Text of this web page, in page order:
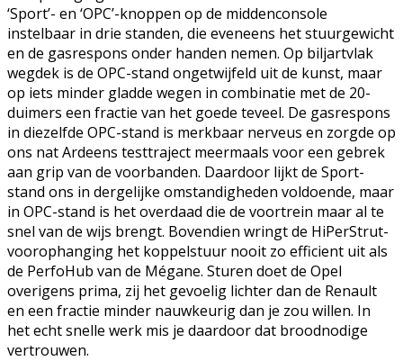
‘Sport’- en ‘OPC’-knoppen op de middenconsole
instelbaar in drie standen, die eveneens het stuurgewicht
en de gasrespons onder handen nemen. Op biljartvlak
wegdek is de OPC-stand ongetwijfeld uit de kunst, maar
op iets minder gladde wegen in combinatie met de 20-
duimers een fractie van het goede teveel. De gasrespons
in diezelfde OPC-stand is merkbaar nerveus en zorgde op
ons nat Ardeens testtraject meermaals voor een gebrek
aan grip van de voorbanden. Daardoor lijkt de Sport-
stand ons in dergelijke omstandigheden voldoende, maar
in OPC-stand is het overdaad die de voortrein maar al te
snel van de wijs brengt. Bovendien wringt de HiPerStrut-
voorophanging het koppelstuur nooit zo efficient uit als
de PerfoHub van de Mégane. Sturen doet de Opel
overigens prima, zij het gevoelig lichter dan de Renault
en een fractie minder nauwkeurig dan je zou willen. In
het echt snelle werk mis je daardoor dat broodnodige
vertrouwen.